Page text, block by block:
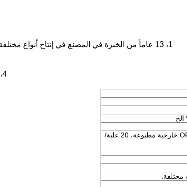
1، 13 عاماً من الخبرة في المصنع في إنتاج أنواع مختلفة من أغطية البطاقات وغيرها من ملحقات الألعاب
4، 4 ~ 7 أيام للعينة و 15 ~ 30 يوما للطلبات الكاملة
التعبئة والتعبئة: 50 قطعة/ أكياس PP شفافة، 100 قطعة/ أكياس OPP خارجية مطبوعة، 20 علبة/